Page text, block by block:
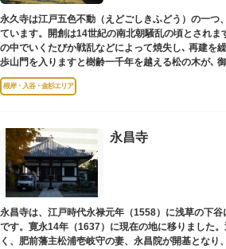
永久寺は江戸五色不動（えどごしきふどう）の一つ
ています。開創は14世紀の南北朝騒乱の頃とされま
の中でいくたびか戦乱などによって焼失し､ 再建を
歩山門を入りますと樹齢一千年を越える松の木が､
かに迎えています｡
根岸・入谷・金杉エリア
永昌寺
永昌寺は、江戸時代永禄元年（1558）に浅草の下
です。寛永14年（1637）に現在の地に移りました
く、肥前藩主松浦壱岐守の妻、永昌院が開基となり